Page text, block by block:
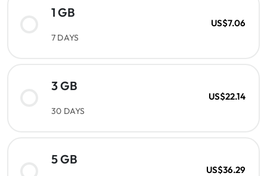
1 GB
7 DAYS
US$7.06
3 GB
30 DAYS
US$22.14
5 GB
US$36.29